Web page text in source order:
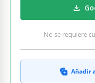
No se requiere
Añadir